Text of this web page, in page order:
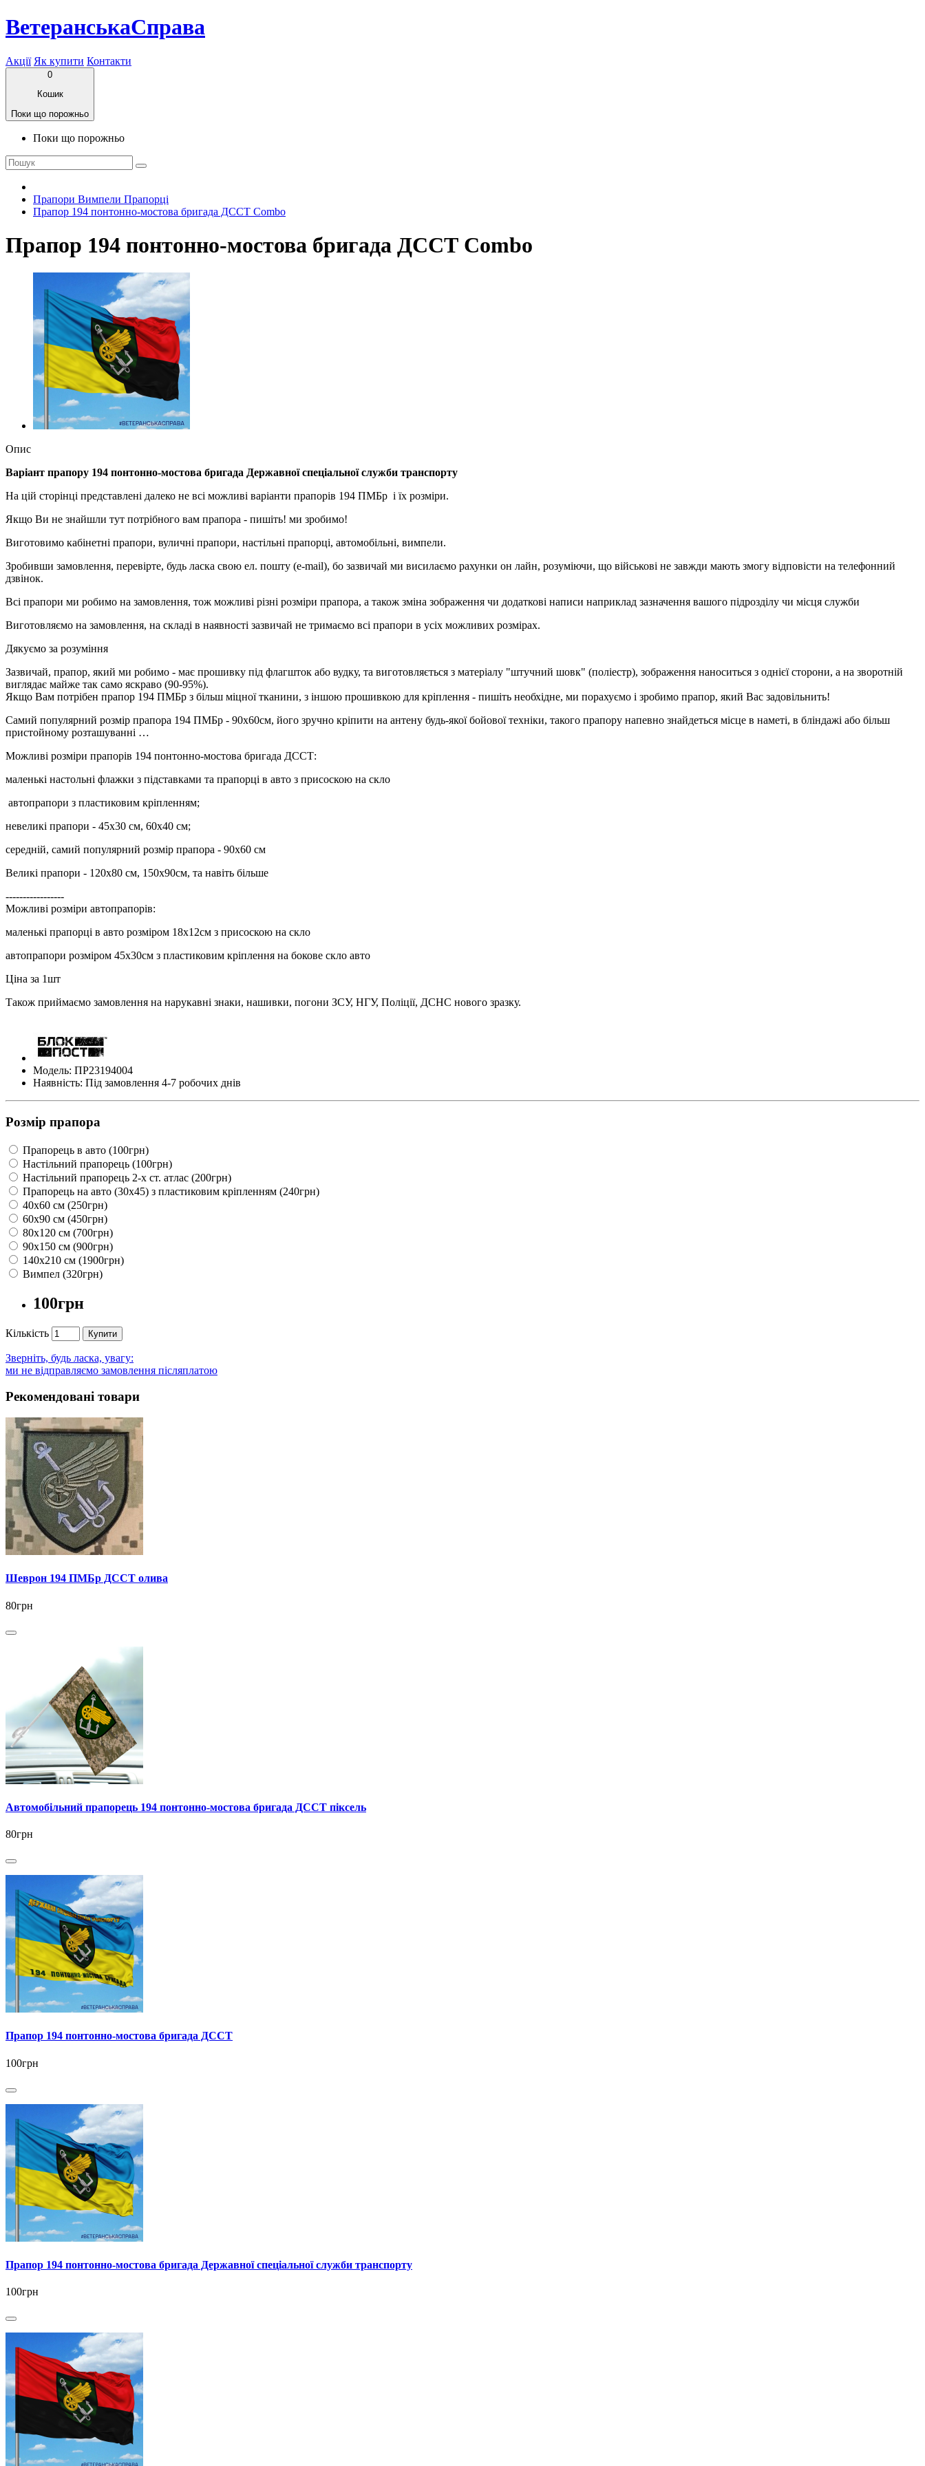
ВетеранськаСправа
Акції Як купити Контакти
0
Кошик
Поки що порожньо
Поки що порожньо
Прапори Вимпели Прапорці
Прапор 194 понтонно-мостова бригада ДССТ Combo
Прапор 194 понтонно-мостова бригада ДССТ Combo
Опис
Варіант прапору 194 понтонно-мостова бригада Державної спеціальної служби транспорту
На цій сторінці представлені далеко не всі можливі варіанти прапорів 194 ПМБр і їх розміри.
Якщо Ви не знайшли тут потрібного вам прапора - пишіть! ми зробимо!
Виготовимо кабінетні прапори, вуличні прапори, настільні прапорці, автомобільні, вимпели.
Зробивши замовлення, перевірте, будь ласка свою ел. пошту (e-mail), бо зазвичай ми висилаємо рахунки он лайн, розуміючи, що військові не завжди мають змогу відповісти на телефонний
дзвінок.
Всі прапори ми робимо на замовлення, тож можливі різні розміри прапора, а також зміна зображення чи додаткові написи наприклад зазначення вашого підрозділу чи місця служби
Виготовляємо на замовлення, на складі в наявності зазвичай не тримаємо всі прапори в усіх можливих розмірах.
Дякуємо за розуміння
Зазвичай, прапор, який ми робимо - має прошивку під флагшток або вудку, та виготовляється з матеріалу "штучний шовк" (поліестр), зображення наноситься з однієї сторони, а на зворотній
виглядає майже так само яскраво (90-95%).
Якщо Вам потрібен прапор 194 ПМБр з більш міцної тканини, з іншою прошивкою для кріплення - пишіть необхідне, ми порахуємо і зробимо прапор, який Вас задовільнить!
Самий популярний розмір прапора 194 ПМБр - 90х60см, його зручно кріпити на антену будь-якої бойової техніки, такого прапору напевно знайдеться місце в наметі, в бліндажі або більш
пристойному розташуванні …
Можливі розміри прапорів 194 понтонно-мостова бригада ДССТ:
маленькі настольні флажки з підставками та прапорці в авто з присоскою на скло
автопрапори з пластиковим кріпленням;
невеликі прапори - 45х30 см, 60х40 см;
середній, самий популярний розмір прапора - 90х60 см
Великі прапори - 120х80 см, 150х90см, та навіть більше
-----------------
Можливі розміри автопрапорів:
маленькі прапорці в авто розміром 18х12см з присоскою на скло
автопрапори розміром 45х30см з пластиковим кріплення на бокове скло авто
Ціна за 1шт
Також приймаємо замовлення на нарукавні знаки, нашивки, погони ЗСУ, НГУ, Поліції, ДСНС нового зразку.
Модель: ПР23194004
Наявність: Під замовлення 4-7 робочих днів
Розмір прапора
Прапорець в авто (100грн)
Настільний прапорець (100грн)
Настільний прапорець 2-х ст. атлас (200грн)
Прапорець на авто (30х45) з пластиковим кріпленням (240грн)
40х60 см (250грн)
60х90 см (450грн)
80х120 см (700грн)
90х150 см (900грн)
140х210 см (1900грн)
Вимпел (320грн)
100грн
Кількість Купити
Зверніть, будь ласка, увагу:
ми не відправляємо замовлення післяплатою
Рекомендовані товари
Шеврон 194 ПМБр ДССТ олива
80грн
Автомобільний прапорець 194 понтонно-мостова бригада ДССТ піксель
80грн
Прапор 194 понтонно-мостова бригада ДССТ
100грн
Прапор 194 понтонно-мостова бригада Державної спеціальної служби транспорту
100грн